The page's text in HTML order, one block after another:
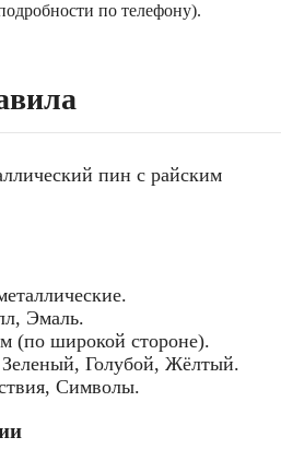
по телефону).
пин с райским
Эмаль.
(по широкой стороне).
Голубой, Жёлтый.
Символы.